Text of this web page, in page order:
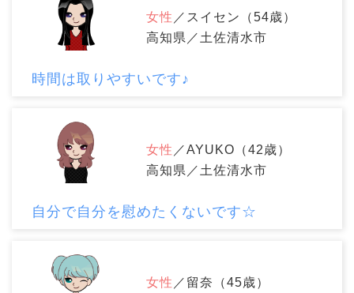
女性 ／スイセン（54歳）
高知県／土佐清水市
時間は取りやすいです♪
女性 ／AYUKO（42歳）
高知県／土佐清水市
自分で自分を慰めたくないです☆
女性 ／留奈（45歳）